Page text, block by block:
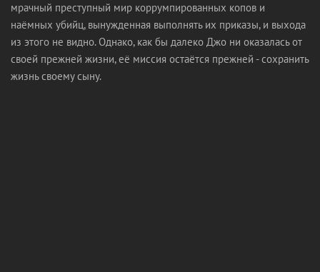
мрачный преступный мир коррумпированных копов и
наёмных убийц, вынужденная выполнять их приказы, и выхода
из этого не видно. Однако, как бы далеко Джо ни оказалась от
своей прежней жизни, её миссия остаётся прежней - сохранить
жизнь своему сыну.